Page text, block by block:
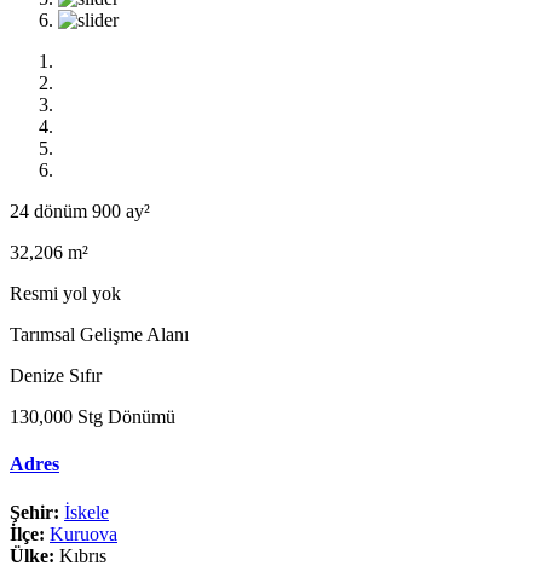
24 dönüm 900 ay²
32,206 m²
Resmi yol yok
Tarımsal Gelişme Alanı
Denize Sıfır
130,000 Stg Dönümü
Adres
Şehir: İskele
İlçe: Kuruova
Ülke: Kıbrıs